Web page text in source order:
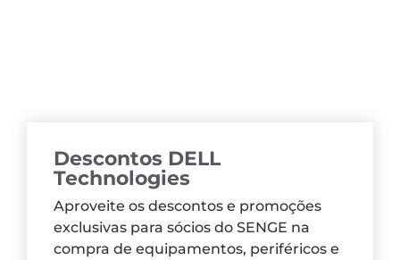
Descontos DELL
Technologies
Aproveite os descontos e promoções
exclusivas para sócios do SENGE na
compra de equipamentos, periféricos e